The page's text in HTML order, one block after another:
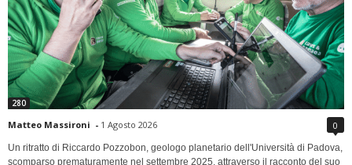
280
Matteo Massironi - 1 Agosto 2026 0
Un ritratto di Riccardo Pozzobon, geologo planetario dell'Università di Padova,
scomparso prematuramente nel settembre 2025, attraverso il racconto del suo